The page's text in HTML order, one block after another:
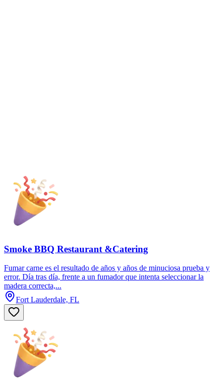
Smoke BBQ Restaurant &Catering
Fumar carne es el resultado de años y años de minuciosa prueba y
error. Día tras día, frente a un fumador que intenta seleccionar la
madera correcta,...
Fort Lauderdale, FL